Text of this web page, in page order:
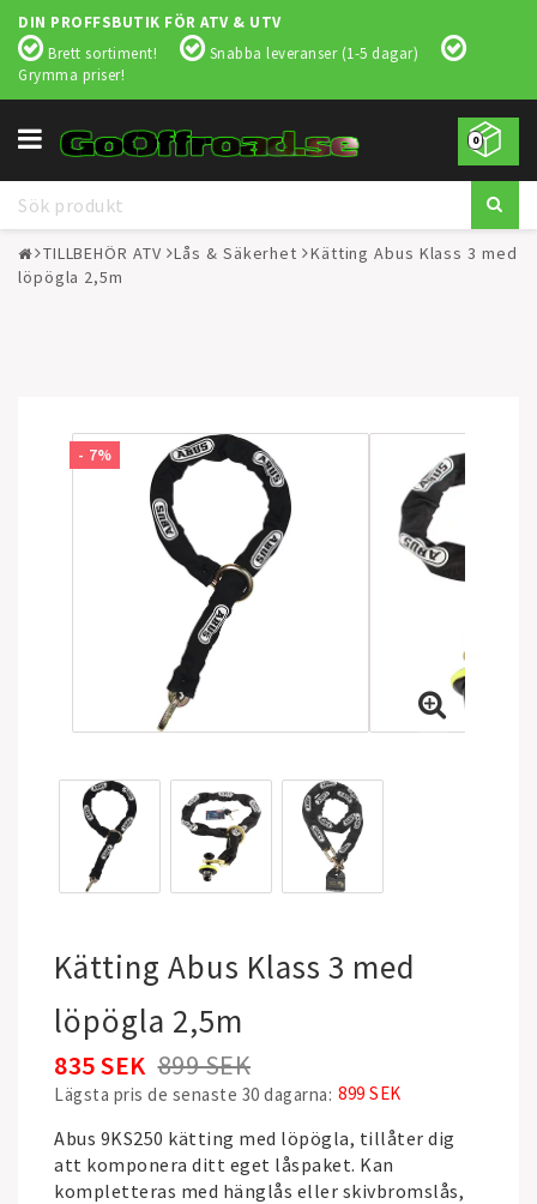
DIN PROFFSBUTIK FÖR ATV & UTV
Brett sortiment!
Snabba leveranser (1-5 dagar)
Grymma priser!
0
Toggle
navigation
TILLBEHÖR ATV Lås & Säkerhet
Kätting Abus Klass 3 med
löpögla 2,5m
- 7%
Kätting Abus Klass 3 med
löpögla 2,5m
899 SEK
835 SEK
Lägsta pris de senaste 30 dagarna 899 SEK
Abus 9KS250 kätting med löpögla, tillåter dig
att komponera ditt eget låspaket. Kan
kompletteras med hänglås eller skivbromslås,